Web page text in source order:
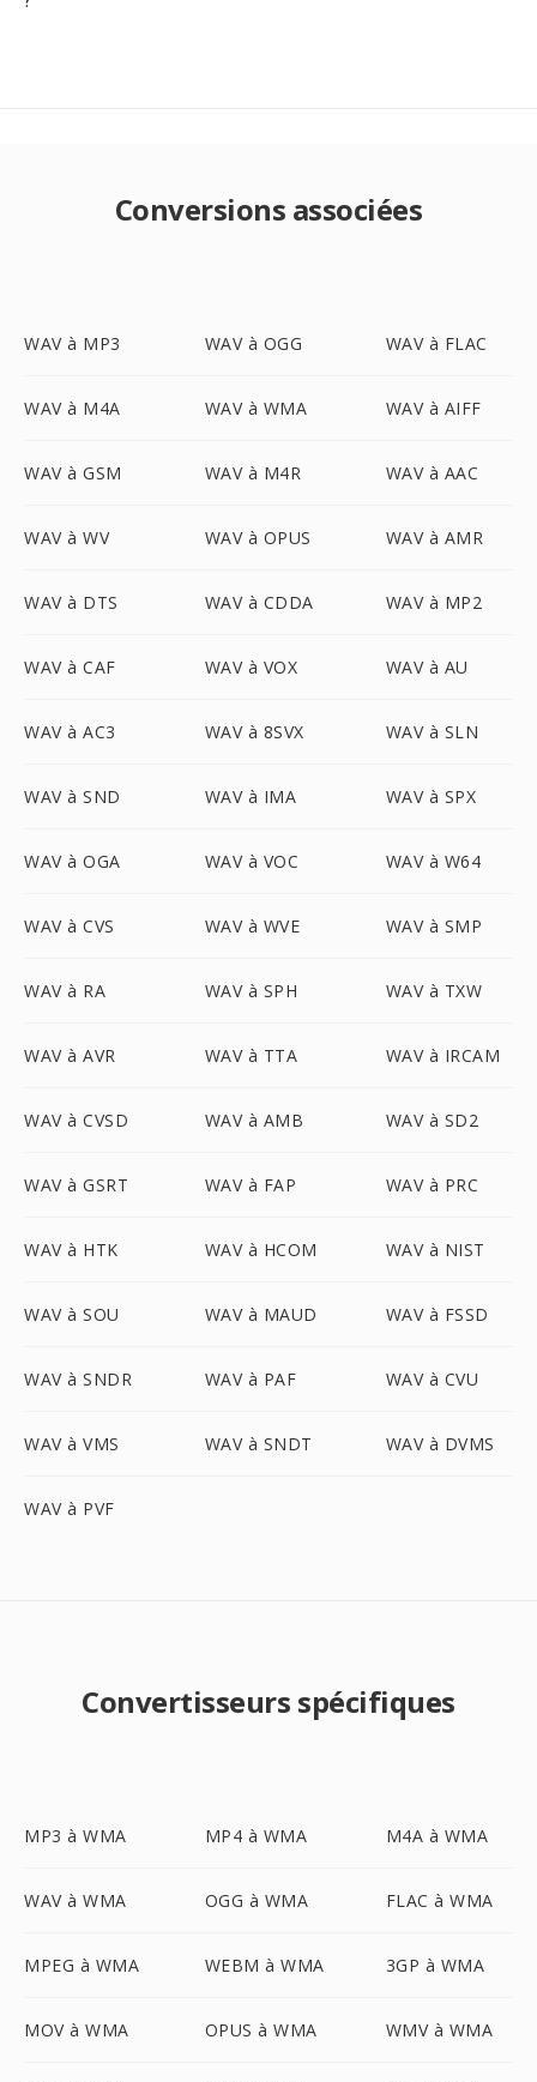
Conversions associées
WAV à MP3 WAV à OGG WAV à FLAC
WAV à M4A WAV à WMA WAV à AIFF
WAV à GSM WAV à M4R WAV à AAC
WAV à WV WAV à OPUS WAV à AMR
WAV à DTS WAV à CDDA WAV à MP2
WAV à CAF WAV à VOX WAV à AU
WAV à AC3 WAV à 8SVX WAV à SLN
WAV à SND WAV à IMA WAV à SPX
WAV à OGA WAV à VOC WAV à W64
WAV à CVS WAV à WVE WAV à SMP
WAV à RA WAV à SPH WAV à TXW
WAV à AVR WAV à TTA WAV à IRCAM
WAV à CVSD WAV à AMB WAV à SD2
WAV à GSRT WAV à FAP WAV à PRC
WAV à HTK WAV à HCOM WAV à NIST
WAV à SOU WAV à MAUD WAV à FSSD
WAV à SNDR WAV à PAF WAV à CVU
WAV à VMS WAV à SNDT WAV à DVMS
WAV à PVF
Convertisseurs spécifiques
MP3 à WMA MP4 à WMA M4A à WMA
WAV à WMA OGG à WMA FLAC à WMA
MPEG à WMA WEBM à WMA 3GP à WMA
MOV à WMA OPUS à WMA WMV à WMA